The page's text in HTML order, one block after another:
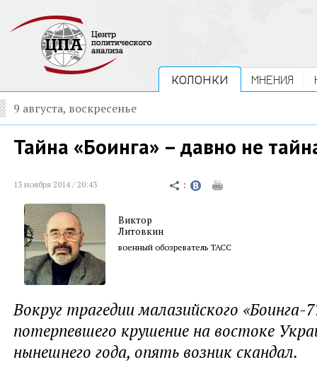
КОЛОНКИ МНЕНИЯ
9 августа, воскресенье
Тайна «Боинга» – давно не
13 ноября 2014 / 20:43
Виктор
Литовкин
военный обозреватель ТАСС
Вокруг трагедии малазийского «Боинга-
потерпевшего крушение на востоке
нынешнего года, опять возник скандал.